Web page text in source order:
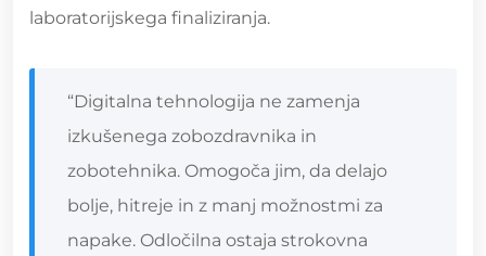
laboratorijskega finaliziranja.
“Digitalna tehnologija ne zamenja
izkušenega zobozdravnika in
zobotehnika. Omogoča jim, da delajo
bolje, hitreje in z manj možnostmi za
napake. Odločilna ostaja strokovna